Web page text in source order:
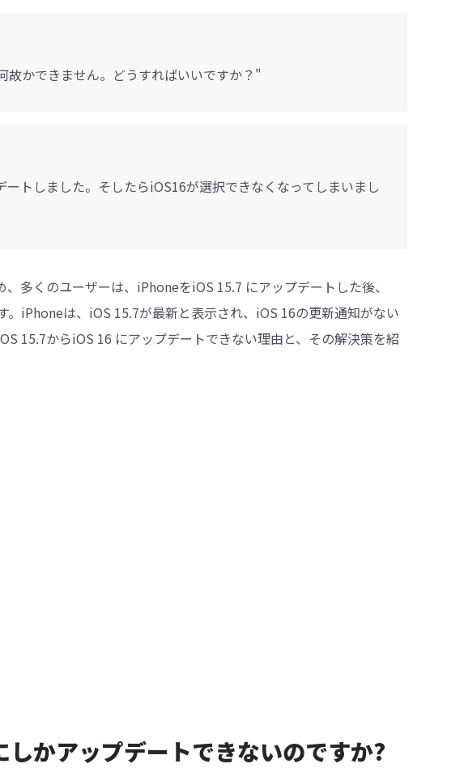
故かできません。どうすればいいですか？"
トしました。そしたらiOS16が選択できなくなってしまいまし
多くのユーザーは、iPhoneをiOS 15.7 にアップデートした後、
iPhoneは、iOS 15.7が最新と表示され、iOS 16の更新通知がない
15.7からiOS 16 にアップデートできない理由と、その解決策を紹
かアップデートできないのですか?